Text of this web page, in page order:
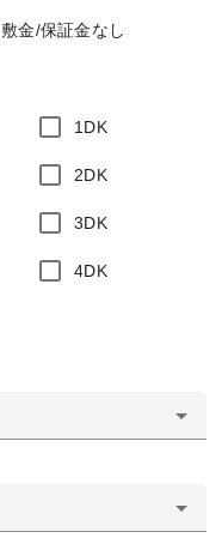
敷金/保証金なし
1DK
2DK
3DK
4DK